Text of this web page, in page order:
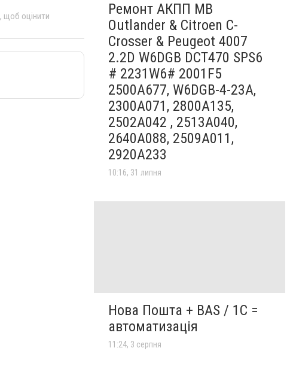
, щоб оцінити
Ремонт АКПП MB
Outlander & Citroen C-
Crosser & Peugeot 4007
2.2D W6DGB DCT470 SPS6
# 2231W6# 2001F5
2500A677, W6DGB-4-23A,
2300A071, 2800A135,
2502A042 , 2513A040,
2640A088, 2509A011,
2920A233
10:16, 31 липня
Нова Пошта + BAS / 1C =
автоматизація
11:24, 3 серпня